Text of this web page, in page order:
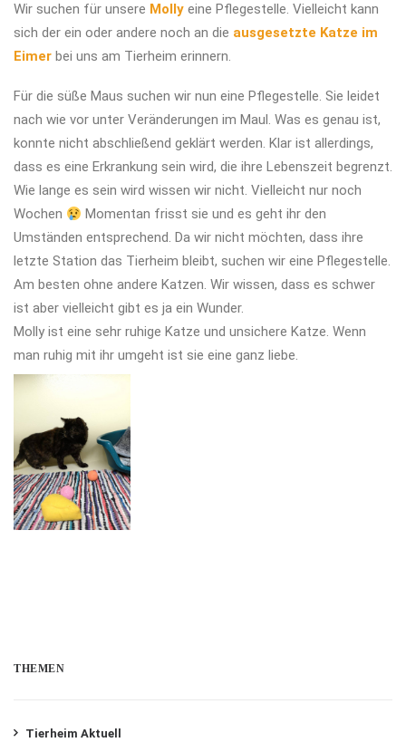
Wir suchen für unsere Molly eine Pflegestelle. Vielleicht kann
sich der ein oder andere noch an die ausgesetzte Katze im
Eimer bei uns am Tierheim erinnern.
Für die süße Maus suchen wir nun eine Pflegestelle. Sie leidet
nach wie vor unter Veränderungen im Maul. Was es genau ist,
konnte nicht abschließend geklärt werden. Klar ist allerdings,
dass es eine Erkrankung sein wird, die ihre Lebenszeit begrenzt.
Wie lange es sein wird wissen wir nicht. Vielleicht nur noch
Wochen
Momentan frisst sie und es geht ihr den
Umständen entsprechend. Da wir nicht möchten, dass ihre
letzte Station das Tierheim bleibt, suchen wir eine Pflegestelle.
Am besten ohne andere Katzen. Wir wissen, dass es schwer
ist aber vielleicht gibt es ja ein Wunder.
Molly ist eine sehr ruhige Katze und unsichere Katze. Wenn
man ruhig mit ihr umgeht ist sie eine ganz liebe.
THEMEN
Tierheim Aktuell